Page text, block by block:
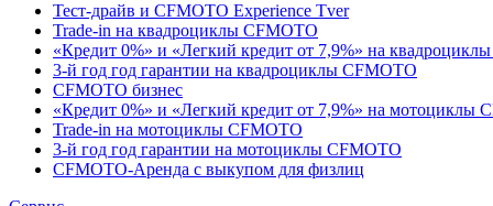
Тест-драйв и CFMOTO Experience Tver
Trade-in на квадроциклы CFMOTO
«Кредит 0%» и «Легкий кредит от 7,9%» на
3-й год год гарантии на квадроциклы CFMOTO
CFMOTO бизнес
«Кредит 0%» и «Легкий кредит от 7,9%» на мотоциклы
Trade-in на мотоциклы CFMOTO
3-й год год гарантии на мотоциклы CFMOTO
CFMOTO-Аренда с выкупом для физлиц